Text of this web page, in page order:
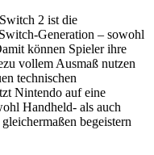
2 ist die
Generation – sowohl
können Spieler ihre
vollem Ausmaß nutzen
technischen
Nintendo auf eine
Handheld- als auch
begeistern